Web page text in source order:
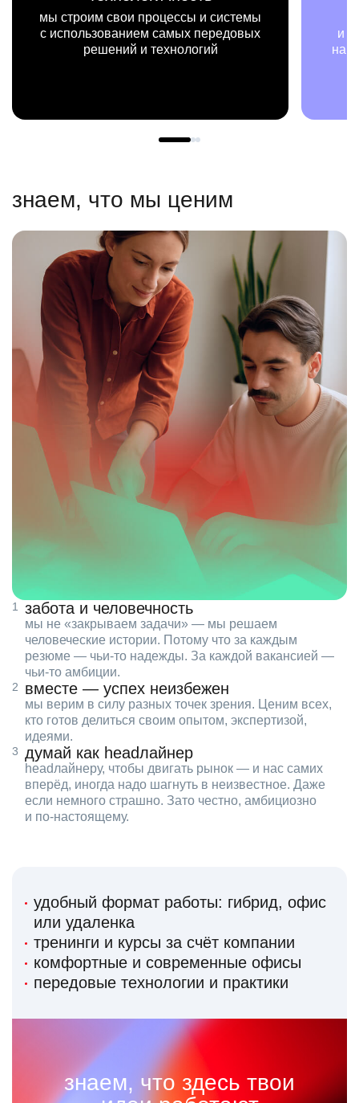
мы на конкретных цифрах
и примерах видим, как результаты
нашей работы меняют жизни людей
знаем, что мы ценим
забота и человечность
мы не «закрываем задачи» — мы решаем
человеческие истории. Потому что за каждым
резюме — чьи‑то надежды. За каждой вакансией —
чьи‑то амбиции.
вместе — успех неизбежен
мы верим в силу разных точек зрения. Ценим всех,
кто готов делиться своим опытом, экспертизой,
идеями.
думай как headлайнер
headлайнеру, чтобы двигать рынок — и нас самих
вперёд, иногда надо шагнуть в неизвестное. Даже
если немного страшно. Зато честно, амбициозно
и по‑настоящему.
удобный формат работы: гибрид, офис
или удаленка
тренинги и курсы за счёт компании
комфортные и современные офисы
передовые технологии и практики
знаем, что здесь твои